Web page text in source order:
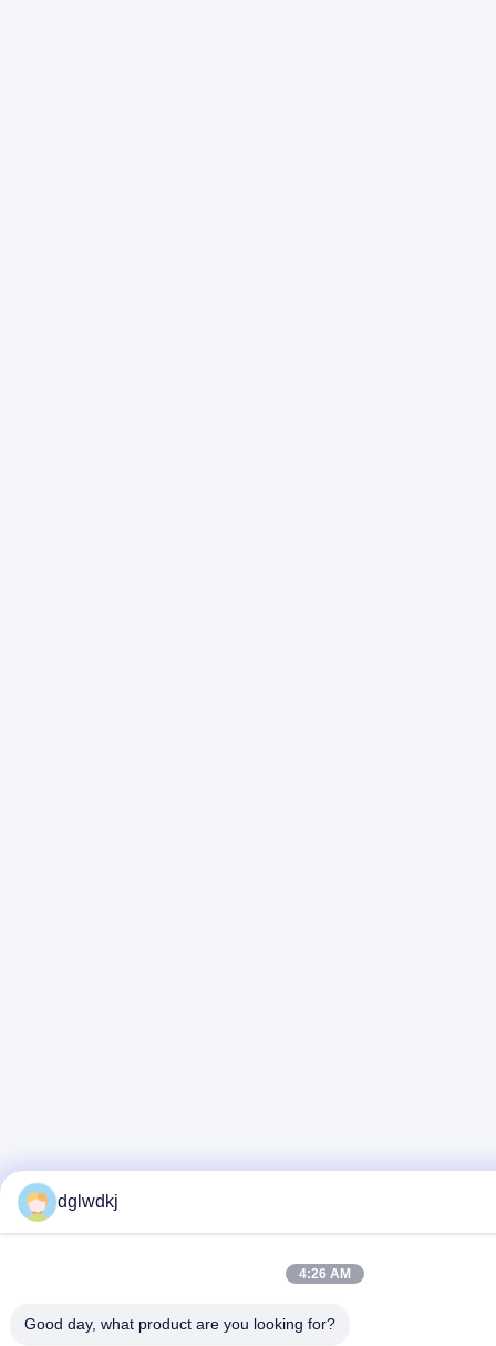
dglwdkj
4:26 AM
Good day, what product are you looking for?